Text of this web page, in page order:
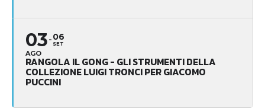
03
AGO
06
SET
RANGOLA IL GONG - GLI STRUMENTI DELLA
COLLEZIONE LUIGI TRONCI PER GIACOMO
PUCCINI